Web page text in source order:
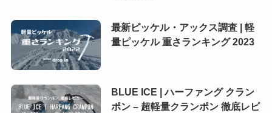
最新ピッケル・アックス調査 | 軽
量ピッケル 重さランキング 2023
BLUE ICE | ハーファング クラン
ポン – 超軽量クランポン 徹底レビ